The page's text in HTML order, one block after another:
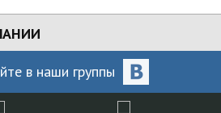
в наши группы